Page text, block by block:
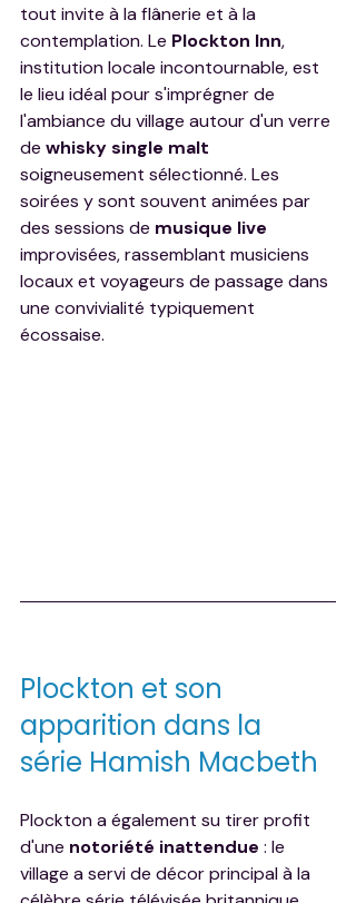
tout invite à la flânerie et à la
contemplation. Le Plockton Inn,
institution locale incontournable, est
le lieu idéal pour s'imprégner de
l'ambiance du village autour d'un verre
de whisky single malt
soigneusement sélectionné. Les
soirées y sont souvent animées par
des sessions de musique live
improvisées, rassemblant musiciens
locaux et voyageurs de passage dans
une convivialité typiquement
écossaise.
Plockton et son
apparition dans la
série Hamish Macbeth
Plockton a également su tirer profit
d'une notoriété inattendue : le
village a servi de décor principal à la